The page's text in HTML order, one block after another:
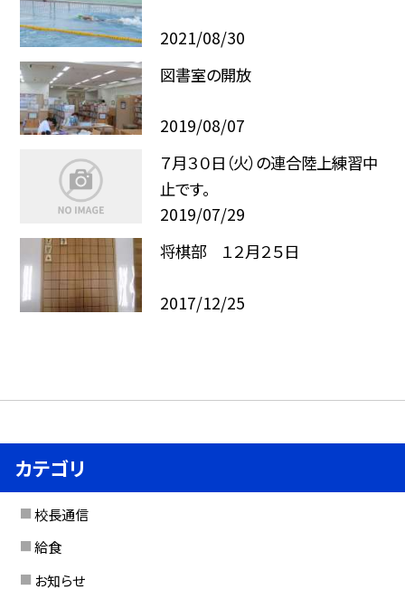
2021/08/30
図書室の開放
2019/08/07
７月３０日（火）の連合陸上練習中
止です。
2019/07/29
将棋部 １２月２５日
2017/12/25
カテゴリ
校長通信
給食
お知らせ